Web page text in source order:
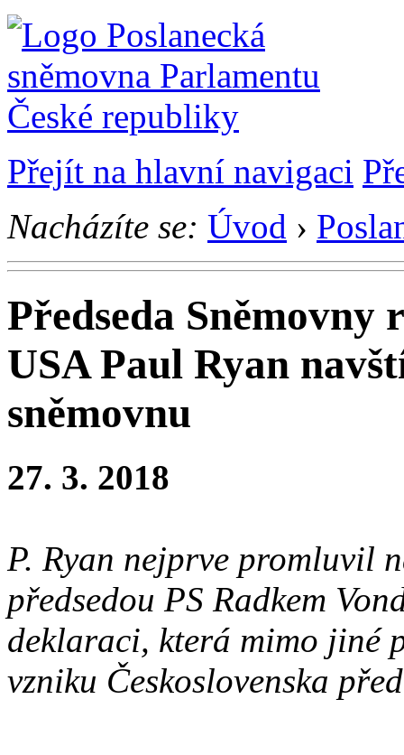
Přejít na hlavní navigaci
Nacházíte se: Úvod ›
Předseda Sněmovny
USA Paul Ryan
sněmovnu
27. 3. 2018
P. Ryan nejprve promluvil
předsedou PS Radkem
deklaraci, která mimo jiné
vzniku Československa